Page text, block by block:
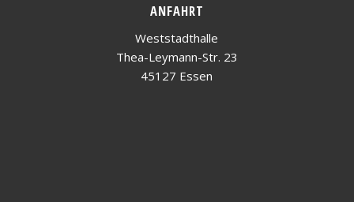
ANFAHRT
Weststadthalle
Thea-Leymann-Str. 23
45127 Essen